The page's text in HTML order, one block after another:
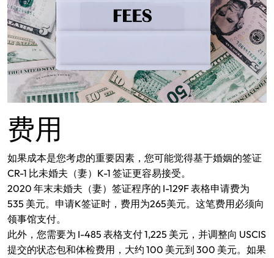
费用
如果成本是您考虑的重要因素，您可能觉得基于婚姻的签证
CR-1 比未婚夫（妻）K-1 签证更容易接受。
2020 年末未婚夫（妻）签证程序的 I-129F 表格申请费为
535 美元。申请K签证时，费用为265美元。这笔费用必须向
领事馆支付。
此外，您需要为 I-485 表格支付 1,225 美元，并调整向 USCIS
提交的状态包和体检费用，大约 100 美元到 300 美元。如果